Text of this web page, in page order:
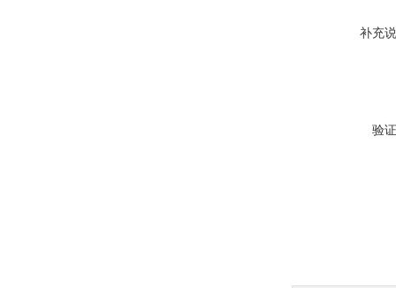
补充
验